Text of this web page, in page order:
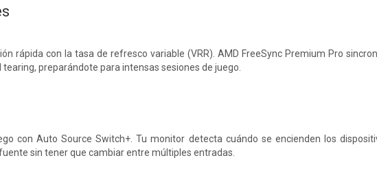
rápida con la tasa de refresco variable (VRR). AMD FreeSync Premium Pro
preparándote para intensas sesiones de juego.
con Auto Source Switch+. Tu monitor detecta cuándo se encienden los
sin tener que cambiar entre múltiples entradas.